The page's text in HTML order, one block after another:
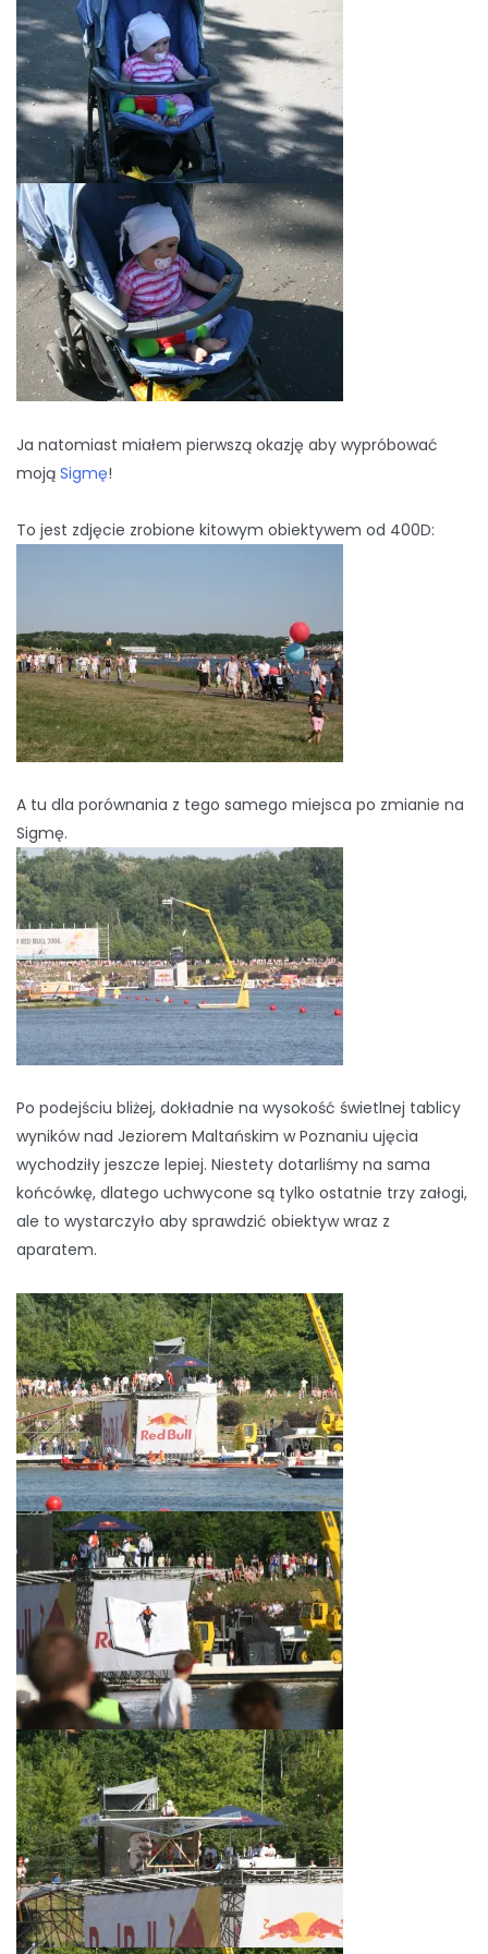
Ja natomiast miałem pierwszą okazję aby wypróbować
moją Sigmę!
To jest zdjęcie zrobione kitowym obiektywem od 400D:
A tu dla porównania z tego samego miejsca po zmianie na
Sigmę.
Po podejściu bliżej, dokładnie na wysokość świetlnej tablicy
wyników nad Jeziorem Maltańskim w Poznaniu ujęcia
wychodziły jeszcze lepiej. Niestety dotarliśmy na sama
końcówkę, dlatego uchwycone są tylko ostatnie trzy załogi,
ale to wystarczyło aby sprawdzić obiektyw wraz z
aparatem.